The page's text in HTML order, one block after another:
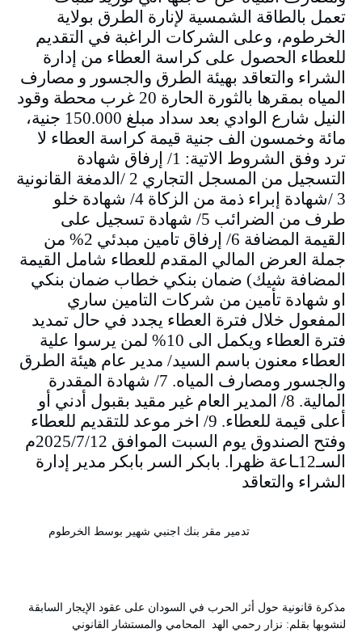
تعمل بالطاقة الشمسية لإنارة الطرق بولاية
الخرطوم، وعلى الشركات الراغبة في التقديم
للعطاء الحصول على كراسة العطاء من إدارة
الشراء والتعاقد بهيئة الطرق والجسور و مصارف
المياه بمقرها بالثورة الحارة 20 غرب محطة وقود
النيل شارع الوادي بعد سداد مبلغ 150.000 جنية،
مائة وخمسون الف جنية قيمة كراسة العطاء لا
ترد وفق الشروط الاتية: 1/ إرفاق شهادة
التسجيل من المسجل التجاري 2 /الدمغة القانونية
3 /شهادة إبراء ذمة من الزكاة 4/ شهادة خلو
طرف من الضرائب 5/ شهادة تسجيل على
القيمة المضافة 6/ إرفاق تامين مبدئي 2% من
جملة العرض المالي المقدم للعطاء شامل القيمة
المضافة شيك) ضمان بنكي خطاب ضمان بنكي
او شهادة تأمين من شركات التامين ساري
المفعول خلال فترة العطاء يجدد في حال تمديد
فترة العطاء ويكمل الى 10% لمن يرسوا علية
العطاء معنون باسم السيد/ مدير عام هيئة الطرق
والجسور ومصارف المياه. 7/ شهادة المقدرة
المالية. 8/ المدير العام غير مقيد بقبول أدني أو
أعلى قيمة للعطاء. 9/ اخر موعد للتقديم للعطاء
وفتح الصندوق يوم السبت الموافق 2025/7/12م
السـ12ـاعة ظهرا. بابكر السر بابكر مدير إدارة
الشراء والتعاقد
تدمير مقر بنك اجنبي شهير بوسط الخرطوم
مذكرة قانونية حول أثر الحرب في السودان على عقود الإيجار السابقة
لنشوبها بقلم: نزار رحمي الهد المحامي والمستشار القانوني